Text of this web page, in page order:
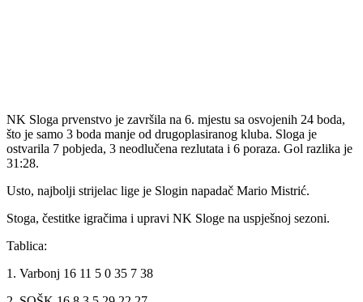
NK Sloga prvenstvo je završila na 6. mjestu sa osvojenih 24 boda,
što je samo 3 boda manje od drugoplasiranog kluba. Sloga je
ostvarila 7 pobjeda, 3 neodlučena rezlutata i 6 poraza. Gol razlika je
31:28.
Usto, najbolji strijelac lige je Slogin napadač Mario Mistrić.
Stoga, čestitke igračima i upravi NK Sloge na uspješnoj sezoni.
Tablica:
1. Varbonj 16 11 5 0 35 7 38